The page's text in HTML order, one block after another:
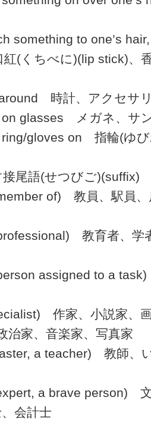
something to one’s
紅(くちべに)(lip stick)、
時計、アクセサ
on glasses メガネ、サ
gloves on 指輪(ゆ
尾語(せつびご)(suffix)
of) 教員、駅員、
教育者、学
assigned to a
作家、小説家、
治家、音楽家、写真家
a teacher) 教師、
a brave person)
会計士